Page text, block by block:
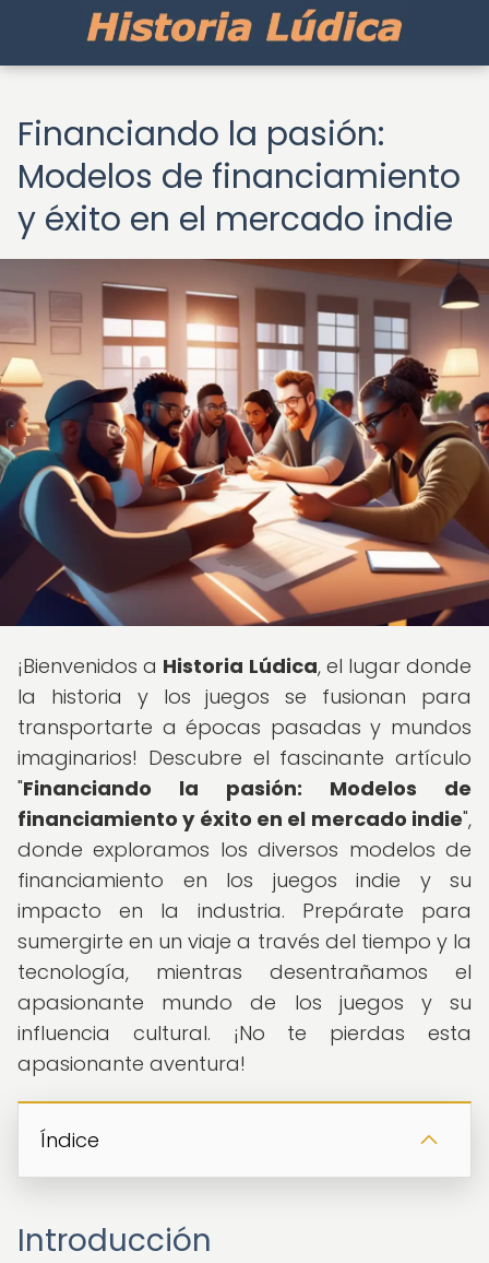
Financiando la pasión:
Modelos de financiamiento
y éxito en el mercado indie
¡Bienvenidos a Historia Lúdica, el lugar donde
la historia y los juegos se fusionan para
transportarte a épocas pasadas y mundos
imaginarios! Descubre el fascinante artículo
"Financiando la pasión: Modelos de
financiamiento y éxito en el mercado indie",
donde exploramos los diversos modelos de
financiamiento en los juegos indie y su
impacto en la industria. Prepárate para
sumergirte en un viaje a través del tiempo y la
tecnología, mientras desentrañamos el
apasionante mundo de los juegos y su
influencia cultural. ¡No te pierdas esta
apasionante aventura!
Índice
Introducción